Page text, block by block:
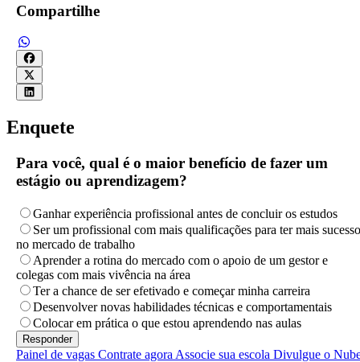
Compartilhe
Enquete
Para você, qual é o maior benefício de fazer um
estágio ou aprendizagem?
Ganhar experiência profissional antes de concluir os estudos
Ser um profissional com mais qualificações para ter mais sucesso
no mercado de trabalho
Aprender a rotina do mercado com o apoio de um gestor e
colegas com mais vivência na área
Ter a chance de ser efetivado e começar minha carreira
Desenvolver novas habilidades técnicas e comportamentais
Colocar em prática o que estou aprendendo nas aulas
Painel de vagas Contrate agora Associe sua escola Divulgue o